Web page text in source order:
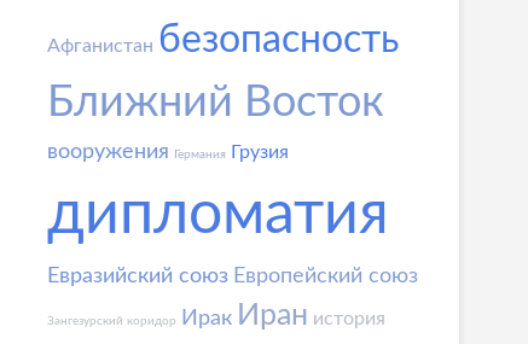
Афганистан безопасность
Ближний Восток
вооружения Германия Грузия
дипломатия
Евразийский союз Европейский союз
Зангезурский коридор Ирак Иран история